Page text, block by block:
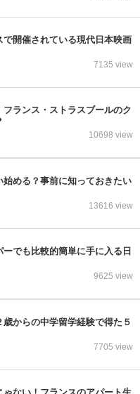
開催されている現代日本映画
7135 view
ランス・ストラスブールのク
10698 view
める？事前に知っておきたい
13616 view
でも比較的簡単に手に入る日
9625 view
からの中学留学経験で得た５
7705 view